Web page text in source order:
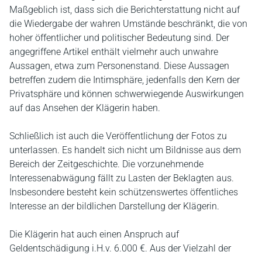
Maßgeblich ist, dass sich die Berichterstattung nicht auf
die Wiedergabe der wahren Umstände beschränkt, die von
hoher öffentlicher und politischer Bedeutung sind. Der
angegriffene Artikel enthält vielmehr auch unwahre
Aussagen, etwa zum Personenstand. Diese Aussagen
betreffen zudem die Intimsphäre, jedenfalls den Kern der
Privatsphäre und können schwerwiegende Auswirkungen
auf das Ansehen der Klägerin haben.
Schließlich ist auch die Veröffentlichung der Fotos zu
unterlassen. Es handelt sich nicht um Bildnisse aus dem
Bereich der Zeitgeschichte. Die vorzunehmende
Interessenabwägung fällt zu Lasten der Beklagten aus.
Insbesondere besteht kein schützenswertes öffentliches
Interesse an der bildlichen Darstellung der Klägerin.
Die Klägerin hat auch einen Anspruch auf
Geldentschädigung i.H.v. 6.000 €. Aus der Vielzahl der